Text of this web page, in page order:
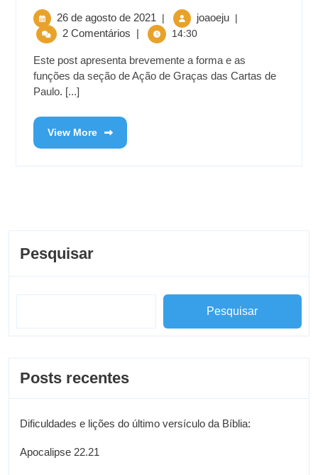
26 de agosto de 2021 | joaoeju |
2 Comentários | 14:30
Este post apresenta brevemente a forma e as
funções da seção de Ação de Graças das Cartas de
Paulo. [...]
View More
Pesquisar
Pesquisar
Posts recentes
Dificuldades e lições do último versículo da Bíblia:
Apocalipse 22.21